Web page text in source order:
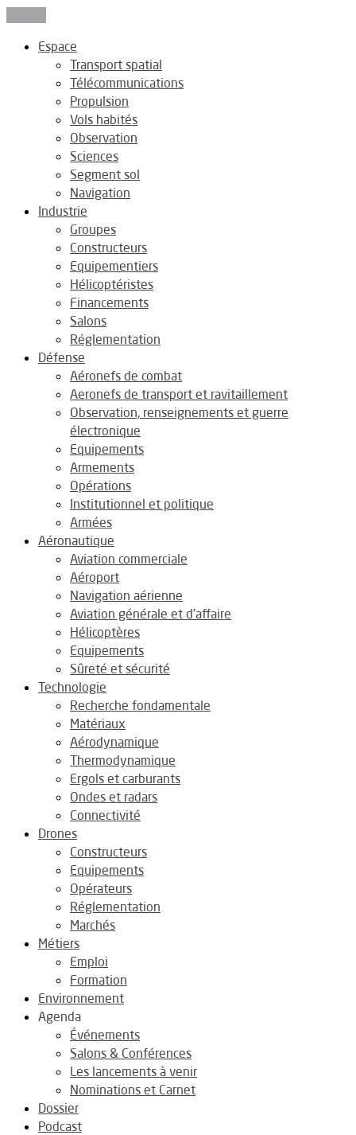
Espace
Transport spatial
Télécommunications
Propulsion
Vols habités
Observation
Sciences
Segment sol
Navigation
Industrie
Groupes
Constructeurs
Equipementiers
Hélicoptéristes
Financements
Salons
Réglementation
Défense
Aéronefs de combat
Aeronefs de transport et ravitaillement
Observation, renseignements et guerre
électronique
Equipements
Armements
Opérations
Institutionnel et politique
Armées
Aéronautique
Aviation commerciale
Aéroport
Navigation aérienne
Aviation générale et d’affaire
Hélicoptères
Equipements
Sûreté et sécurité
Technologie
Recherche fondamentale
Matériaux
Aérodynamique
Thermodynamique
Ergols et carburants
Ondes et radars
Connectivité
Drones
Constructeurs
Equipements
Opérateurs
Réglementation
Marchés
Métiers
Emploi
Formation
Environnement
Agenda
Événements
Salons & Conférences
Les lancements à venir
Nominations et Carnet
Dossier
Podcast